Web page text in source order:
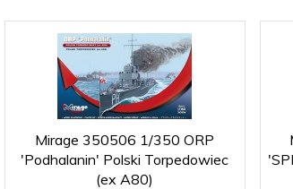
Mirage 350506 1/350 ORP
'Podhalanin' Polski Torpedowiec
(ex A80)